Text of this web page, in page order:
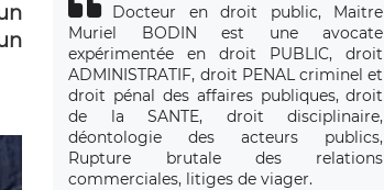
Docteur en droit public, Maitre
Muriel BODIN est une avocate
expérimentée en droit PUBLIC, droit
ADMINISTRATIF, droit PENAL criminel et
droit pénal des affaires publiques, droit
de la SANTE, droit disciplinaire,
déontologie des acteurs publics,
Rupture brutale des relations
commerciales, litiges de viager.